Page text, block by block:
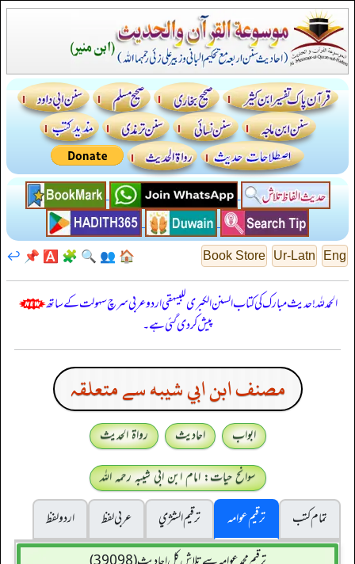
Eng
Ur-Latn
Book Store
🏠
👥
🔍
🧩
🅰️
📌
↩️
الحمدللہ! حدیث مبارک کی کتاب السنن الكبرى للبيهقي اردو عربی سرچ سہولت کے ساتھ
پیش کر دی گئی ہے۔
مصنف ابن ابي شيبه سے متعلقہ
ابواب احادیث
رواۃ الحدیث
سوانح حیات: امام ابن ابی شیبہ رحمہ اللہ
تمام کتب
ترقیم عوامہ ترقيم الشژي عربی لفظ
اردو لفظ